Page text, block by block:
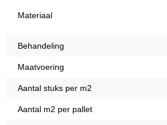
Materiaal
Behandeling
Maatvoering
Aantal stuks per m2
Aantal m2 per pallet